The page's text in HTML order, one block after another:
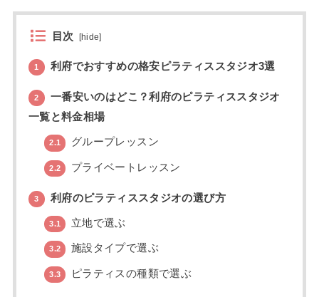
目次 [hide]
1 利府でおすすめの格安ピラティススタジオ3選
2
一番安いのはどこ？利府のピラティススタジオ
一覧と料金相場
2.1 グループレッスン
2.2 プライベートレッスン
3 利府のピラティススタジオの選び方
3.1 立地で選ぶ
3.2 施設タイプで選ぶ
3.3 ピラティスの種類で選ぶ